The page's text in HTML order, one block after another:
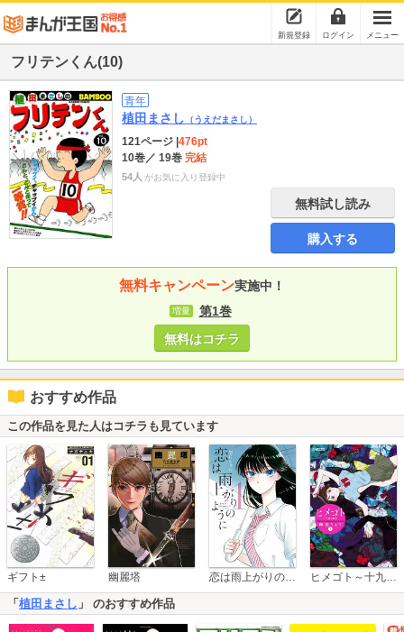
新規登録 ログイン メニュー
フリテンくん(10)
青年
植田まさし （うえだまさし）
121ページ 476pt
10巻／ 19巻 完結
54人 がお気に入り登録中
無料試し読み
購入する
無料キャンペーン実施中！
増量
第1巻
無料はコチラ
おすすめ作品
この作品を見た人はコチラも見ています
ギフト± 幽麗塔 恋は雨上がりのように ヒメゴト～十九歳の制服～
「 植田まさし 」 のおすすめ作品